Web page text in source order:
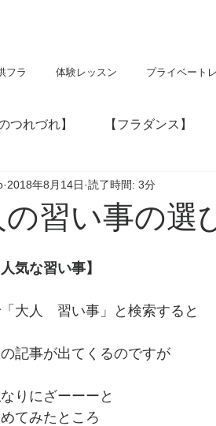
フラ 体験レッスン プライベート
つれづれ】 【フラダンス】
【poem】 【神社・仏閣】
の習い事の選
2018年8月14日 読了時間: 3分
気な習い事】
大人　習い事」と検索すると
記事が出てくるのですが
りにざーーーと
てみたところ